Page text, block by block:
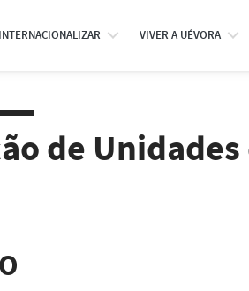
INTERNACIONALIZAR VIVER A UÉVORA
de Unidades